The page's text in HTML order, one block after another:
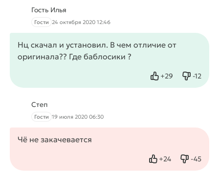
Гость Илья
Гости 24 октября 2020 12:46
Нц скачал и установил. В чем отличие от
оригинала?? Где баблосики ?
+29
Нравится -12
Не
Степ
Гости 19 июля 2020 06:30
Чё не закачевается
+24
Нравится -45
Не